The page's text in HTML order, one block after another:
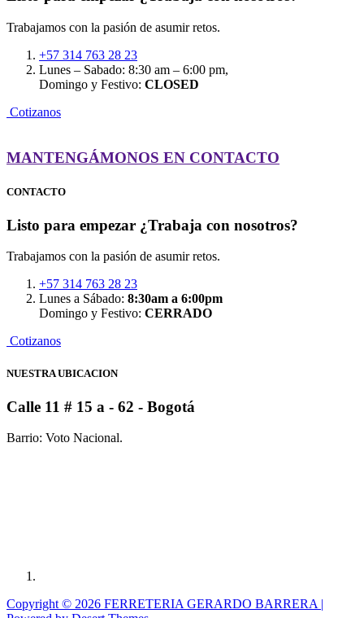
Trabajamos con la pasión de asumir retos.
+57 314 763 28 23
Lunes – Sabado: 8:30 am – 6:00 pm,
Domingo y Festivo: CLOSED
Cotizanos
MANTENGÁMONOS EN CONTACTO
CONTACTO
Listo para empezar ¿Trabaja con nosotros?
Trabajamos con la pasión de asumir retos.
+57 314 763 28 23
Lunes a Sábado: 8:30am a 6:00pm
Domingo y Festivo: CERRADO
Cotizanos
NUESTRA UBICACION
Calle 11 # 15 a - 62 - Bogotá
Barrio: Voto Nacional.
Copyright © 2026 FERRETERIA GERARDO BARRERA |